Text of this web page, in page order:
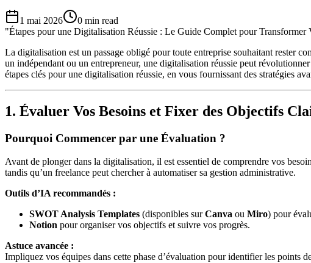
1 mai 2026 0 min read
"Étapes pour une Digitalisation Réussie : Le Guide Complet pour Transformer
La digitalisation est un passage obligé pour toute entreprise souhaitant rester
un indépendant ou un entrepreneur, une digitalisation réussie peut
étapes clés pour une digitalisation réussie, en vous fournissant des stratégies
1. Évaluer Vos Besoins et Fixer des Objectifs
Pourquoi Commencer par une Évaluation ?
Avant de plonger dans la digitalisation, il est essentiel de comprendre vos
tandis qu’un freelance peut chercher à automatiser sa gestion administrative.
Outils d’IA recommandés :
SWOT Analysis Templates (disponibles surCanva ou Miro) pour
Notion pour organiser vos objectifs et suivre vos progrès.
Astuce avancée :
Impliquez vos équipes dans cette phase d’évaluation pour identifier les points